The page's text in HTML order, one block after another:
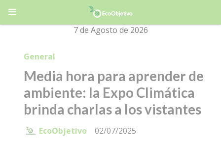
7 de Agosto de 2026
Media hora para aprender de
ambiente: la Expo Climática
brinda charlas a los vistantes
General
02/07/2025
EcoObjetivo